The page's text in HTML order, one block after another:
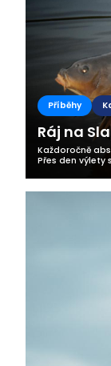
Příběhy
Ráj na
Každoročně
Přes den výlety
ještě jednu na...